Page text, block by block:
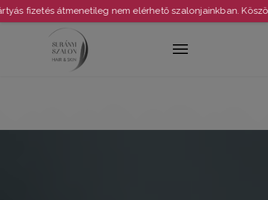
átmenetileg nem elérhető szalonjainkban. Köszönjük